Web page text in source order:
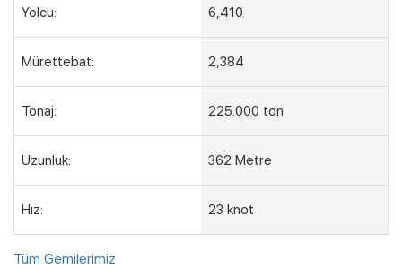
Yolcu: 6,410
Mürettebat: 2,384
Tonaj: 225.000 ton
Uzunluk: 362 Metre
Hız: 23 knot
Tüm Gemilerimiz